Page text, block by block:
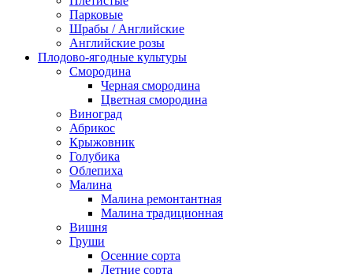
Парковые
Шрабы / Английские
Английские розы
Плодово-ягодные культуры
Смородина
Черная смородина
Цветная смородина
Виноград
Абрикос
Крыжовник
Голубика
Облепиха
Малина
Малина ремонтантная
Малина традиционная
Вишня
Груши
Осенние сорта
Летние сорта